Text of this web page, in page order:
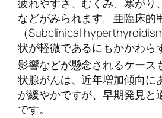
などがみられます。亜臨床的
（Subclinical
状が軽微であるにもかかわら
影響などが懸念されるケース
状腺がんは、近年増加傾向に
が緩やかですが、早期発見と
です。